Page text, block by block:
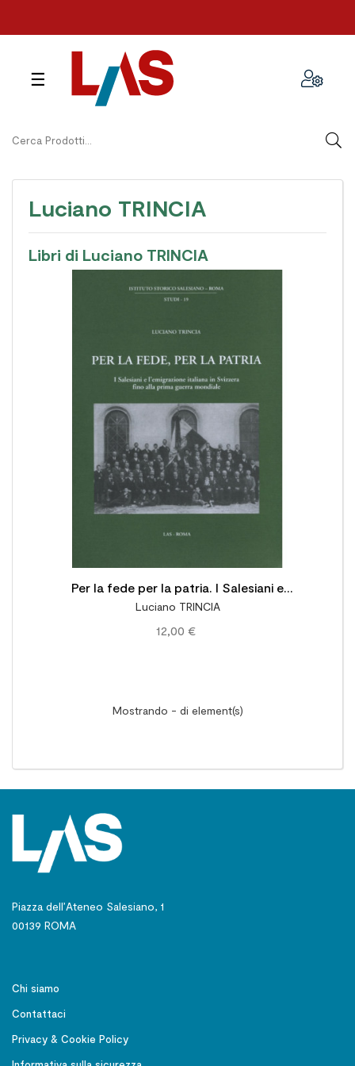
navigazione
☰
Luciano TRINCIA
Libri di Luciano TRINCIA
Per la fede per la patria. I Salesiani e
l'emigrazione italiana in Svizzera fino alla prima
guerra mondiale
Luciano TRINCIA
12,00 €
Mostrando - di element(s)
Piazza dell’Ateneo Salesiano, 1
00139 ROMA
Chi siamo
Contattaci
Privacy & Cookie Policy